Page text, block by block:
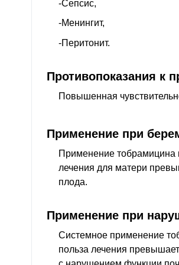
-Сепсис,
-Менингит,
-Перитонит.
Противопоказания к
Повышенная
Применение при
Применение тобрамицина
лечения для матери
плода.
Применение при
Системное применение
польза лечения